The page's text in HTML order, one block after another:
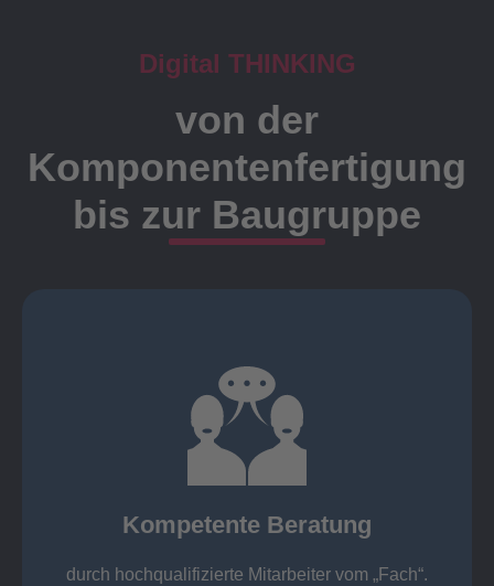
Digital THINKING
von der
Komponentenfertigung
bis zur Baugruppe
Kompetente Beratung
durch hochqualifizierte Mitarbeiter vom „Fach“.
Kompetente Beratung durch
„Fach“.
findet die Kundenbetreuung ausschließlich durch
Meister, Techniker oder Ingenieure statt.
Ansprechpartner